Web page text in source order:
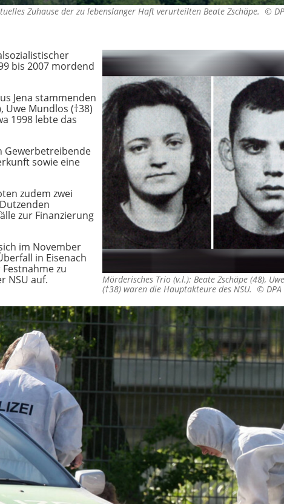
Zuhause der zu lebenslanger Haft verurteilten Beate Zschäpe. ©
Mörderisches Trio (v.l.): Beate Zschäpe (48),
(†38) waren die Hauptakteure des NSU. © DPA
bis 2007 mordend
Jena stammenden
Uwe Mundlos (†38)
1998 lebte das
Gewerbetreibende
sowie eine
zudem zwei
zur Finanzierung
im November
in Eisenach
zu
NSU auf.